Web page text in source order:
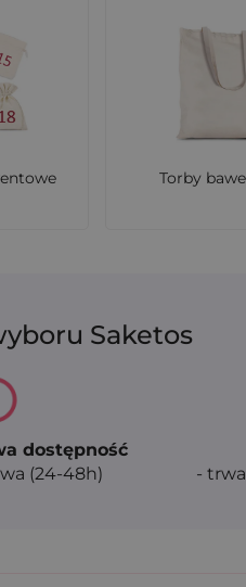
Torby
Saketos
dostępność
(24-48h)
-